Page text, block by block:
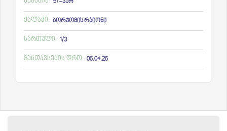
51 - ჯერ
ქალაქი: ბორჯომის რაიონი
სართული: 1/3
განთავსების დრო: 06.04.26